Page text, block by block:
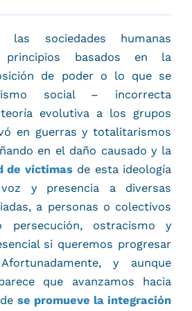
sociedades humanas
principios basados en la
de poder o lo que se
social – incorrecta
evolutiva a los grupos
en guerras y totalitarismos
en el daño causado y la
de víctimasde esta ideología
y presencia a diversas
a personas o colectivos
persecución, ostracismo y
si queremos progresar
y aunque
que avanzamos hacia
se promueve la integración